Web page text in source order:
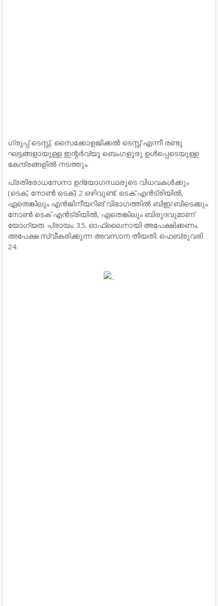
ഗ്രൂപ്പ് ടെസ്റ്റ്, സൈക്കോളജിക്കല്‍ ടെസ്റ്റ് എന്നീ രണ്ടു
ഘട്ടങ്ങളായുള്ള ഇന്റര്‍വ്യൂ ബെംഗളൂരു ഉള്‍പ്പെടെയുള്ള
കേന്ദ്രങ്ങളില്‍ നടത്തും.
പ്രതിരോധസേനാ ഉദ്യോഗസ്ഥരുടെ വിധവകള്‍ക്കും
(ടെക്, നോണ്‍ ടെക്) 2 ഒഴിവുണ്ട്. ടെക് എന്‍ട്രിയില്‍,
ഏതെങ്കിലും എന്‍ജിനീയറിങ് വിഭാഗത്തില്‍ ബിഇ/ബിടെക്കും
നോണ്‍ ടെക് എന്‍ട്രിയില്‍, ഏതെങ്കിലും ബിരുദവുമാണ്
യോഗ്യത. പ്രായം: 35. ഓഫ്ലൈനായി അപേക്ഷിക്കണം.
അപേക്ഷ സ്വീകരിക്കുന്ന അവസാന തീയതി: ഫെബ്രുവരി
24.